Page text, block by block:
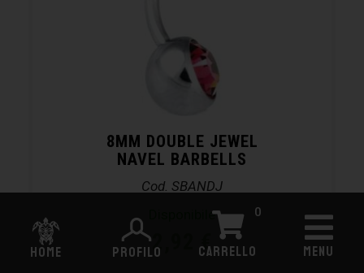
HOME PROFILO CARRELLO
0
MENU
8MM DOUBLE JEWEL
NAVEL BARBELLS
Cod. SBANDJ
Disponibile
2,92€